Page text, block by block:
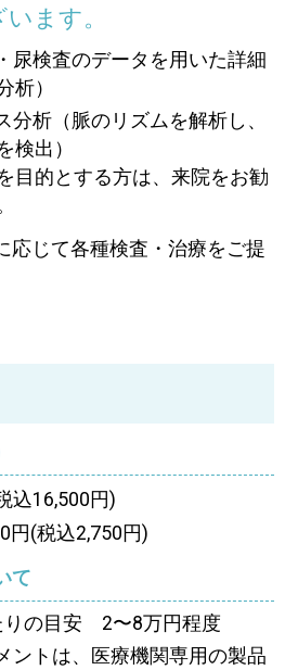
ます。
尿検査のデータを用いた詳細
析）
分析（脈のリズムを解析し、
検出）
目的とする方は、来院をお勧
じて各種検査・治療をご提
込16,500円)
円(税込2,750円)
て
りの目安 2〜8万円程度
ントは、医療機関専用の製品